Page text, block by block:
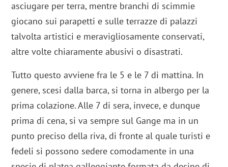
asciugare per terra, mentre branchi di scimmie
giocano sui parapetti e sulle terrazze di palazzi
talvolta artistici e meravigliosamente conservati,
altre volte chiaramente abusivi o disastrati.
Tutto questo avviene fra le 5 e le 7 di mattina. In
genere, scesi dalla barca, si torna in albergo per la
prima colazione. Alle 7 di sera, invece, e dunque
prima di cena, si va sempre sul Gange ma in un
punto preciso della riva, di fronte al quale turisti e
fedeli si possono sedere comodamente in una